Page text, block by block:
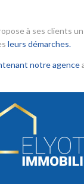
à ses clients
leurs démarches.
notre agence